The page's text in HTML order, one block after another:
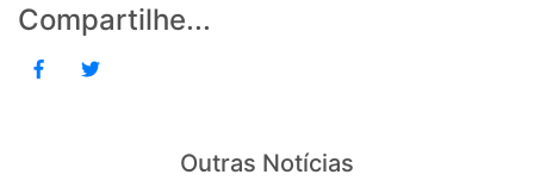
Compartilhe...
Outras Notícias